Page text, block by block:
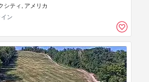
シティ, アメリカ
ン